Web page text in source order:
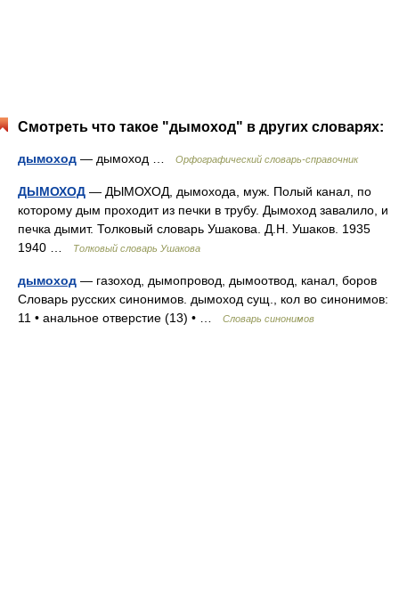
Смотреть что такое "дымоход" в других словарях:
дымоход — дымоход … Орфографический словарь-справочник
ДЫМОХОД — ДЫМОХОД, дымохода, муж. Полый канал, по
которому дым проходит из печки в трубу. Дымоход завалило, и
печка дымит. Толковый словарь Ушакова. Д.Н. Ушаков. 1935
1940 …
Толковый словарь Ушакова
дымоход — газоход, дымопровод, дымоотвод, канал, боров
Словарь русских синонимов. дымоход сущ., кол во синонимов:
11 • анальное отверстие (13) • …
Словарь синонимов